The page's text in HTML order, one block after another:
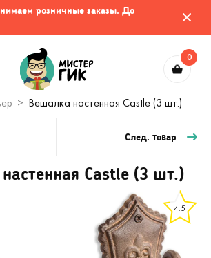
розничные заказы. До
0
Вешалка настенная Castle (3 шт.)
След. товар
Castle (3 шт.)
4.5